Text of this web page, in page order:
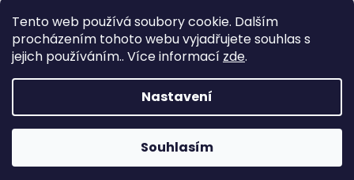
Tento web používá soubory cookie. Dalším
procházením tohoto webu vyjadřujete souhlas s
jejich používáním.. Více informací zde.
Nastavení
Souhlasím
Dráhovky.cz. Všechna práva vyhrazena.